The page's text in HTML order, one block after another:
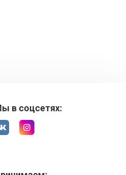
в соцсетях: